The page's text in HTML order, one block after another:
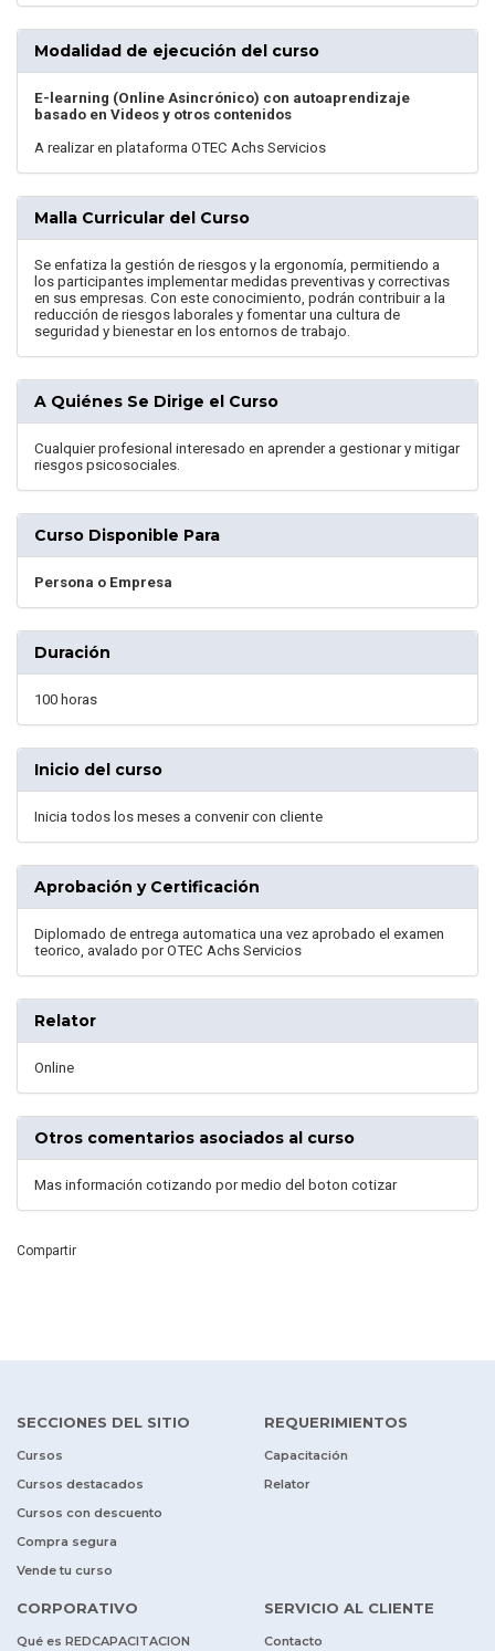
Modalidad de ejecución del curso
E-learning (Online Asincrónico) con autoaprendizaje
basado en Videos y otros contenidos
A realizar en plataforma OTEC Achs Servicios
Malla Curricular del Curso
Se enfatiza la gestión de riesgos y la ergonomía, permitiendo a
los participantes implementar medidas preventivas y correctivas
en sus empresas. Con este conocimiento, podrán contribuir a la
reducción de riesgos laborales y fomentar una cultura de
seguridad y bienestar en los entornos de trabajo.
A Quiénes Se Dirige el Curso
Cualquier profesional interesado en aprender a gestionar y mitigar
riesgos psicosociales.
Curso Disponible Para
Persona o Empresa
Duración
100 horas
Inicio del curso
Inicia todos los meses a convenir con cliente
Aprobación y Certificación
Diplomado de entrega automatica una vez aprobado el examen
teorico, avalado por OTEC Achs Servicios
Relator
Online
Otros comentarios asociados al curso
Mas información cotizando por medio del boton cotizar
Compartir
SECCIONES DEL SITIO
Cursos
Cursos destacados
Cursos con descuento
Compra segura
Vende tu curso
REQUERIMIENTOS
Capacitación
Relator
CORPORATIVO
Qué es REDCAPACITACION
SERVICIO AL CLIENTE
Contacto